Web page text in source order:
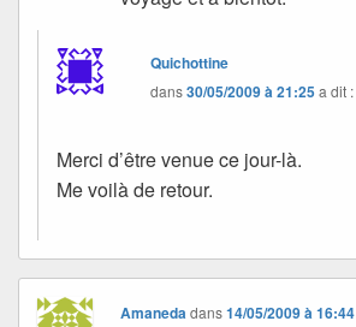
Quichottine
dans30/05/2009 à 21:25a dit :
Merci d’être venue ce jour-là.
Me voilà de retour.
Amanedadans14/05/2009 à 16:44